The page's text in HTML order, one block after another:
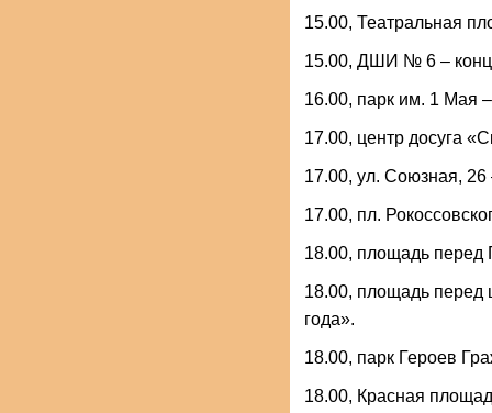
15.00, Театральная
15.00, ДШИ № 6 –
16.00, парк им. 1 Мая
17.00, центр досуга
17.00, ул. Союзная, 26
17.00, пл.
18.00, площадь перед
18.00, площадь перед
года».
18.00, парк Героев
18.00, Красная